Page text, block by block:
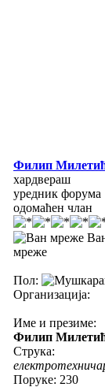
Филип
хардвераш
уредник форума
одомаћен члан
мреже
Пол:
Организација:
Име и презиме:
Филип
Струка:
Поруке: 230